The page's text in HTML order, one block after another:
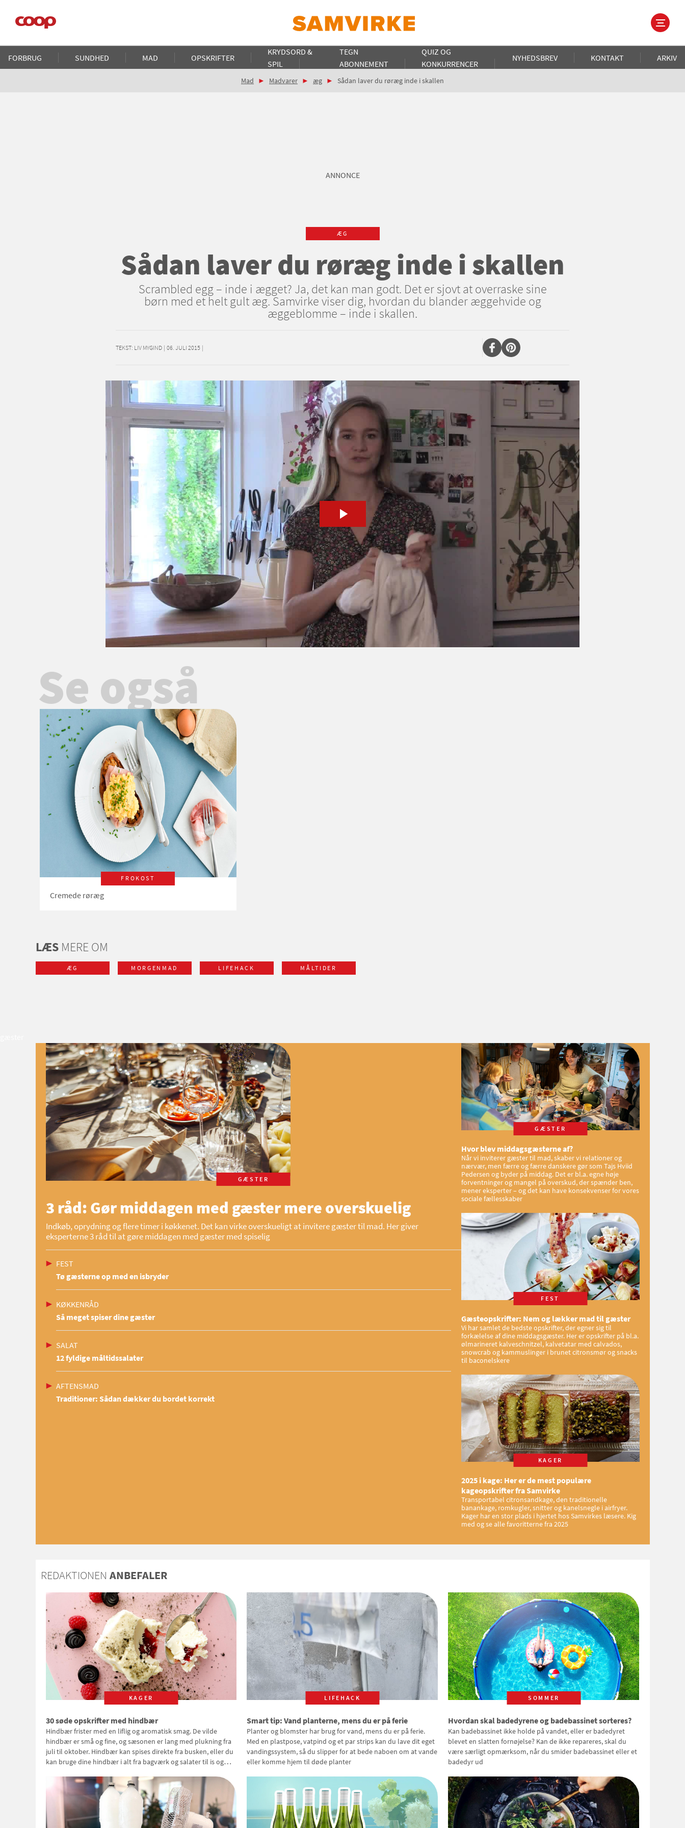
hovedindhold
Main
navigation
FORBRUG SUNDHED MAD OPSKRIFTER
KRYDSORD &
SPIL
TEGN
ABONNEMENT
QUIZ OG
KONKURRENCER
NYHEDSBREV KONTAKT ARKIV
Brødkrumme
Mad Madvarer æg Sådan laver du røræg inde i skallen
ANNONCE
ÆG
Sådan laver du røræg inde i skallen
Scrambled egg – inde i ægget? Ja, det kan man godt. Det er sjovt at overraske sine
børn med et helt gult æg. Samvirke viser dig, hvordan du blander æggehvide og
æggeblomme – inde i skallen.
TEKST: LIV MYGIND | 06. JULI 2015 |
Se også
FROKOST
Cremede røræg
LÆSMERE OM
ÆG MORGENMAD LIFEHACK MÅLTIDER
GÆSTER
3 råd: Gør middagen med gæster mere overskuelig
Indkøb, oprydning og flere timer i køkkenet. Det kan virke overskueligt at invitere gæster til mad. Her giver
eksperterne 3 råd til at gøre middagen med gæster med spiselig
FEST
Tø gæsterne op med en isbryder
KØKKENRÅD
Så meget spiser dine gæster
SALAT
12 fyldige måltidssalater
AFTENSMAD
Traditioner: Sådan dækker du bordet korrekt
GÆSTER
Hvor blev middagsgæsterne af?
Når vi inviterer gæster til mad, skaber vi relationer og
nærvær, men færre og færre danskere gør som Tajs Hviid
Pedersen og byder på middag. Det er bl.a. egne høje
forventninger og mangel på overskud, der spænder ben,
mener eksperter – og det kan have konsekvenser for vores
sociale fællesskaber
FEST
Gæsteopskrifter: Nem og lækker mad til gæster
Vi har samlet de bedste opskrifter, der egner sig til
forkælelse af dine middagsgæster. Her er opskrifter på bl.a.
ølmarineret kalveschnitzel, kalvetatar med calvados,
snowcrab og kammuslinger i brunet citronsmør og snacks
til baconelskere
KAGER
2025 i kage: Her er de mest populære
kageopskrifter fra Samvirke
Transportabel citronsandkage, den traditionelle
banankage, romkugler, snitter og kanelsnegle i airfryer.
Kager har en stor plads i hjertet hos Samvirkes læsere. Kig
med og se alle favoritterne fra 2025
REDAKTIONEN ANBEFALER
KAGER
30 søde opskrifter med hindbær
Hindbær frister med en liflig og aromatisk smag. De vilde
hindbær er små og fine, og sæsonen er lang med plukning fra
juli til oktober. Hindbær kan spises direkte fra busken, eller du
kan bruge dine hindbær i alt fra bagværk og salater til is og
LIFEHACK
Smart tip: Vand planterne, mens du er på ferie
Planter og blomster har brug for vand, mens du er på ferie.
Med en plastpose, vatpind og et par strips kan du lave dit eget
vandingssystem, så du slipper for at bede naboen om at vande
eller komme hjem til døde planter
SOMMER
Hvordan skal badedyrene og badebassinet sorteres?
Kan badebassinet ikke holde på vandet, eller er badedyret
blevet en slatten fornøjelse? Kan de ikke repareres, skal du
være særligt opmærksom, når du smider badebassinet eller et
badedyr ud